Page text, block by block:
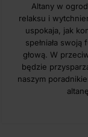
Altany w
relaksu i
uspokaja, jak
spełniała
głową. W
będzie
naszym